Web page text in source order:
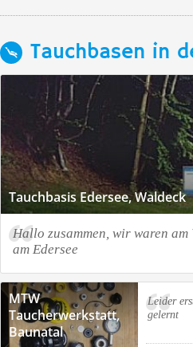
Tauchbasen in
Tauchbasis Edersee, Waldeck
Hallo zusammen, wir waren am
am Edersee
MTW
Taucherwerkstatt,
Baunatal
Leider
gelernt